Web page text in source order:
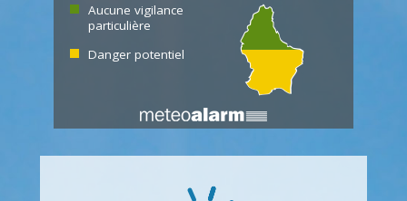
Aucune vigilance
particulière
Danger potentiel